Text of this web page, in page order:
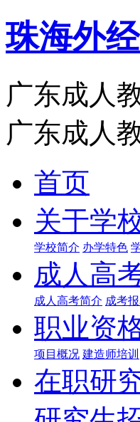
珠海外
广东成人
广东成人
首页
关于学
学校简介 办学特色
成人高
成人高考简介 成考
职业资
项目概况 建造师培训
在职研